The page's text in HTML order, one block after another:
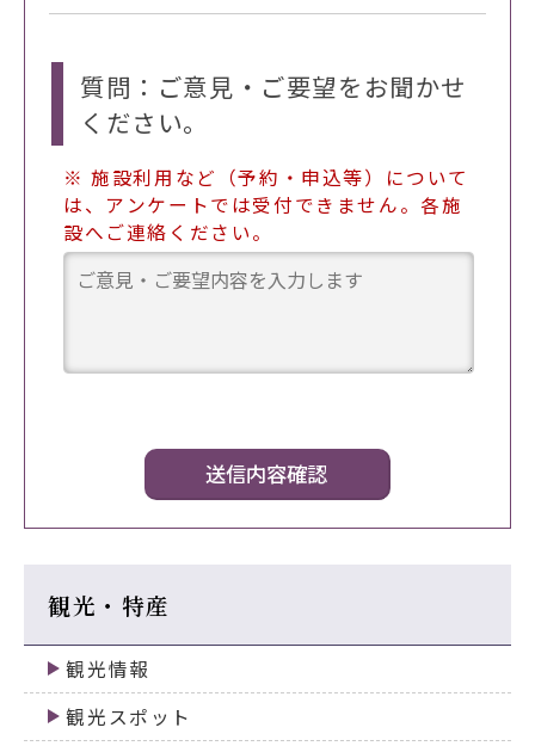
質問：ご意見・ご要望をお聞かせ
ください。
※ 施設利用など（予約・申込等）について
は、アンケートでは受付できません。各施
設へご連絡ください。
観光・特産
観光情報
観光スポット